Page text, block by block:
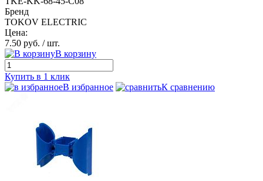
Бренд
TOKOV ELECTRIC
Цена:
7.50 руб. / шт.
В корзину
Купить в 1 клик
В избранное
К сравнению